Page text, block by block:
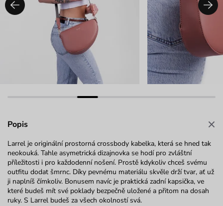
Popis
Larrel je originální prostorná crossbody kabelka, která se hned tak
neokouká. Tahle asymetrická dizajnovka se hodí pro zvláštní
příležitosti i pro každodenní nošení. Prostě kdykoliv chceš svému
outfitu dodat šmrnc. Díky pevnému materiálu skvěle drží tvar, ať už
ji naplníš čímkoliv. Bonusem navíc je praktická zadní kapsička, ve
které budeš mít své poklady bezpečně uložené a přitom na dosah
ruky. S Larrel budeš za všech okolností svá.